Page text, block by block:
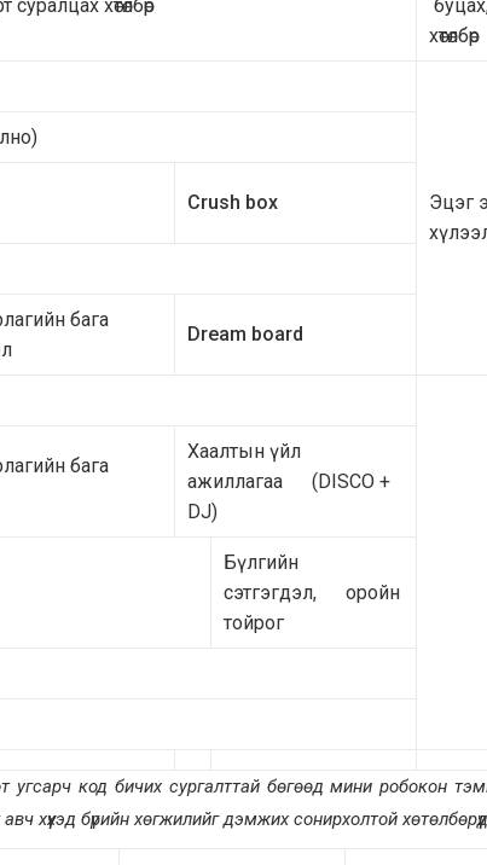
хөтөлбөр
хөтөлбөр
Эцэг
Crush box
бага
Dream board
бага
Хаалтын үйл
ажиллагаа (DISCO +
DJ)
Бүлгийн
сэтгэгдэл, оройн
тойрог
угсарч код бичих сургалттай бөгөөд мини робокон
хүүхэд бүрийн хөгжилийг дэмжих сонирхолтой